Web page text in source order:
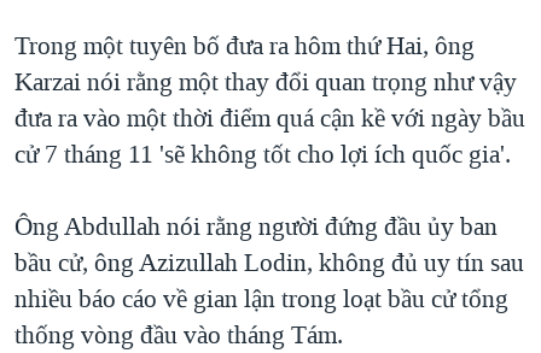
ĐỜI SỐNG
KHOA HỌC
VĂN HOÁ
THỂ THAO
HÀNH TRÌNH BẦU CỬ 2024
MỘT NĂM CHIẾN TRANH TẠI DẢI GAZA
GIẢI MÃ VÀNH ĐAI & CON ĐƯỜNG
NGÀY TỊ NẠN THẾ GIỚI
GROUND ZERO – XƯA VÀ NAY
CHI PHÍ CHIẾN TRANH AFGHANISTAN
CÁC GIÁ TRỊ CỘNG HÒA Ở VIỆT NAM
NGHE
MẠNG XÃ HỘI
Ngôn ngữ khác
Trong một tuyên bố đưa ra hôm thứ Hai, ông
Karzai nói rằng một thay đổi quan trọng như vậy
đưa ra vào một thời điểm quá cận kề với ngày bầu
cử 7 tháng 11 'sẽ không tốt cho lợi ích quốc gia'.
Ông Abdullah nói rằng người đứng đầu ủy ban
bầu cử, ông Azizullah Lodin, không đủ uy tín sau
nhiều báo cáo về gian lận trong loạt bầu cử tổng
thống vòng đầu vào tháng Tám.